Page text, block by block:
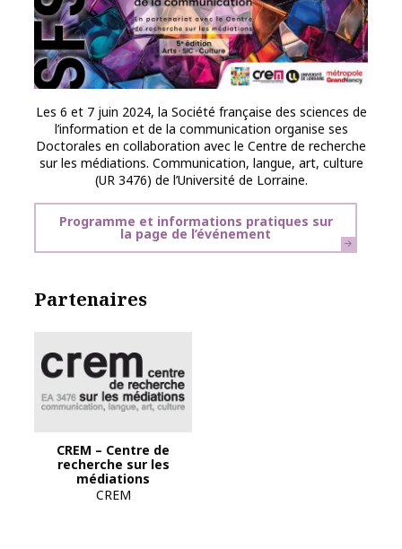
Les 6 et 7 juin 2024, la Société française des sciences de
l’information et de la communication organise ses
Doctorales en collaboration avec le Centre de recherche
sur les médiations. Communication, langue, art, culture
(UR 3476) de l’Université de Lorraine.
Programme et informations pratiques sur
la page de l’événement
Partenaires
CREM – Centre de
recherche sur les
médiations
CREM